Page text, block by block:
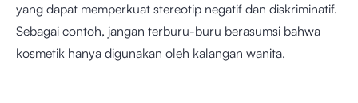
yang dapat memperkuat stereotip negatif dan diskriminatif.
Sebagai contoh, jangan terburu-buru berasumsi bahwa
kosmetik hanya digunakan oleh kalangan wanita.